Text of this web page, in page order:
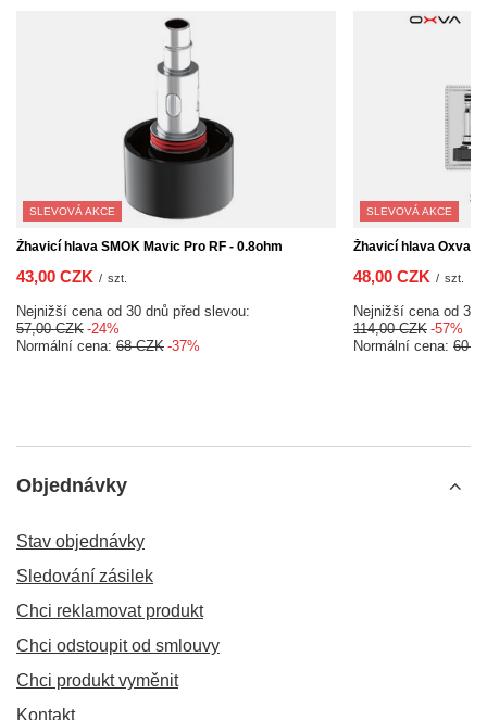
SLEVOVÁ AKCE
Žhavicí hlava SMOK Mavic Pro RF - 0.8ohm
43,00 CZK / szt.
Nejnižší cena od 30 dnů před slevou:
57,00 CZK -24%
Normální cena: 68 CZK -37%
SLEVOVÁ AKCE
Žhavicí hlava Oxva
48,00 CZK / szt.
Nejnižší cena od 30
114,00 CZK -57%
Normální cena: 60
Objednávky
Stav objednávky
Sledování zásilek
Chci reklamovat produkt
Chci odstoupit od smlouvy
Chci produkt vyměnit
Kontakt